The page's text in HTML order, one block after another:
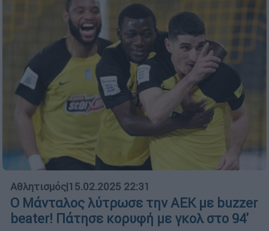
Αθλητισμός|15.02.2025 22:31
Ο Μάνταλος λύτρωσε την ΑΕΚ με buzzer
beater! Πάτησε κορυφή με γκολ στο 94'